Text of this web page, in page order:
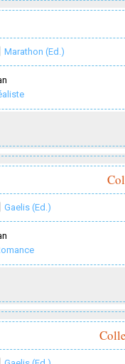
Marathon (Ed.)
Gaelis (Ed.)